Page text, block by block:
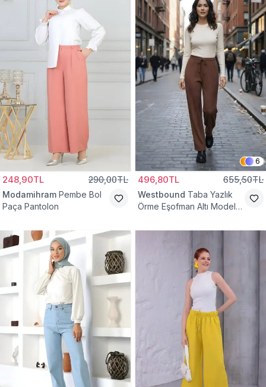
248,90TL 290,00TL
Modamihram Pembe Bol
Paça Pantolon
6
496,80TL 655,50TL
Westbound Taba Yazlık
Örme Eşofman Altı Model